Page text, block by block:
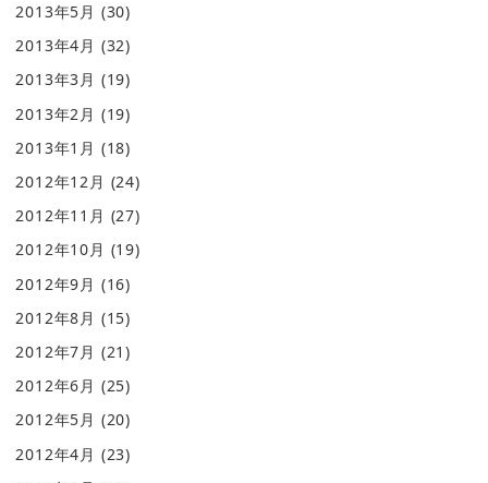
2013年5月 (30)
2013年4月 (32)
2013年3月 (19)
2013年2月 (19)
2013年1月 (18)
2012年12月 (24)
2012年11月 (27)
2012年10月 (19)
2012年9月 (16)
2012年8月 (15)
2012年7月 (21)
2012年6月 (25)
2012年5月 (20)
2012年4月 (23)